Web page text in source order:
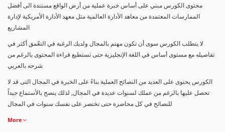
محتوى الكورس مبني على أساس خبرة عملية من أرض الواقع مستندة الى أفضل
الممارسات المعتمدة من معاهد الأدارة العالمية مثل معهد الأدارة الأمريكية لإدارة
المشاريع
لا يتطلب الكورس سوى أن تكون مهتم بالمجال ولديك الرغبة في التعّمق أكثر في
تفاصيله مع مستوى أساس في اللغة الإنجليزية حتى تستطيع قراءة المحتوى بالرغم من
شرحه بالعربي
الكورس يحتوى على العديد من النصائح العملية بناءً على الخبرة في المجال التى قد لا
تحصل عليها بالرغم من عملك لسنوات عديدة في المجال, لذلك ينصح بالأستماع جيداً
للنصائح في كل محاضرة حتى تختصر على نفسك سنوات في المجال
More